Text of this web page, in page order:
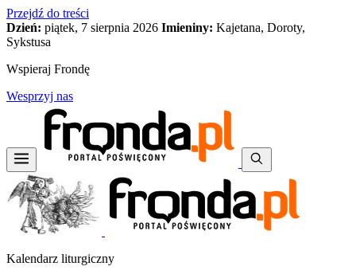
Przejdź do treści
Dzień: piątek, 7 sierpnia 2026 Imieniny: Kajetana, Doroty,
Sykstusa
Wspieraj Frondę
Wesprzyj nas
Kalendarz liturgiczny